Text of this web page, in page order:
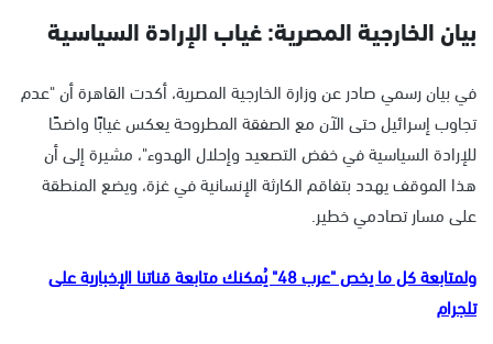
بيان الخارجية المصرية: غياب الإرادة السياسية
في بيان رسمي صادر عن وزارة الخارجية المصرية، أكدت القاهرة أن "عدم
تجاوب إسرائيل حتى الآن مع الصفقة المطروحة يعكس غيابًا واضحًا
للإرادة السياسية في خفض التصعيد وإحلال الهدوء"، مشيرة إلى أن
هذا الموقف يهدد بتفاقم الكارثة الإنسانية في غزة، ويضع المنطقة
على مسار تصادمي خطير.
ولمتابعة كل ما يخص "عرب 48" يُمكنك متابعة قناتنا الإخبارية على
تلجرام